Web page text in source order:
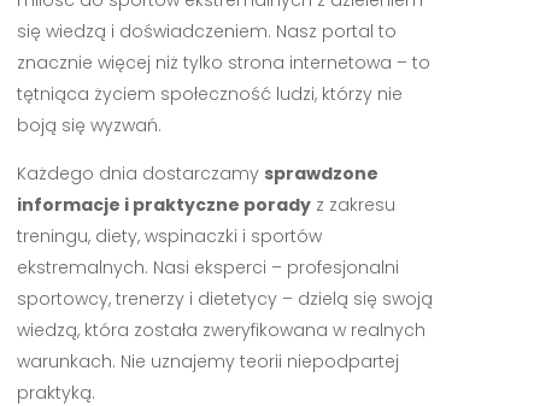
się wiedzą i doświadczeniem. Nasz portal to
znacznie więcej niż tylko strona internetowa – to
tętniąca życiem społeczność ludzi, którzy nie
boją się wyzwań.
Każdego dnia dostarczamy sprawdzone
informacje i praktyczne poradyz zakresu
treningu, diety, wspinaczki i sportów
ekstremalnych. Nasi eksperci – profesjonalni
sportowcy, trenerzy i dietetycy – dzielą się swoją
wiedzą, która została zweryfikowana w realnych
warunkach. Nie uznajemy teorii niepodpartej
praktyką.